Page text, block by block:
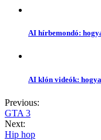
AI hírbemondó:
AI klón videók:
Previous:
GTA 3
Next:
Hip hop